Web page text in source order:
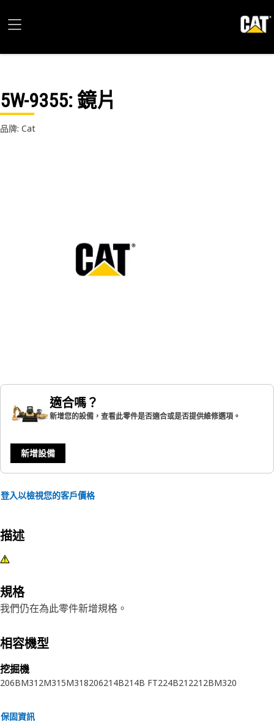
5W-9355: 鏡片
品牌: Cat
適合嗎？
新增您的設備，查看此零件是否適合或是否提供維修選項。
新增設備
登入以檢視您的客戶價格
描述
規格
我們仍在為此零件新增規格。
相容機型
挖掘機
206BM312M315M318206214B214B FT224B212212BM320
保固資訊